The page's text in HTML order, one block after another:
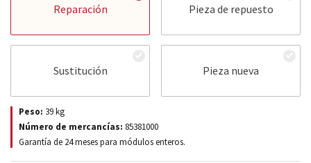
Reparación Pieza de repuesto
Sustitución Pieza nueva
Peso: 39kg
Número de mercancías: 85381000
Garantía de 24 meses para módulos enteros.